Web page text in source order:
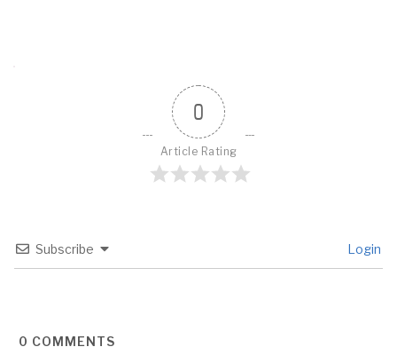
0
Article Rating
Subscribe Login
0 COMMENTS